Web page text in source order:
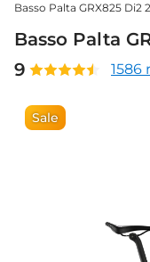
Basso Palta GRX825 Di2
Basso Palta
9
1586
Sale